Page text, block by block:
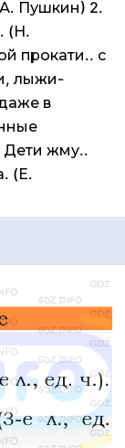
Пушкин) 2.
(Н.
прокати.. с
лыжи-
в
Дети жму..
(Е.